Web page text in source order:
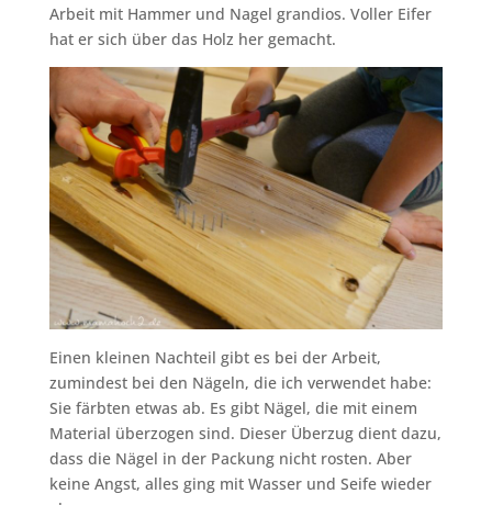
Arbeit mit Hammer und Nagel grandios. Voller Eifer
hat er sich über das Holz her gemacht.
Einen kleinen Nachteil gibt es bei der Arbeit,
zumindest bei den Nägeln, die ich verwendet habe:
Sie färbten etwas ab. Es gibt Nägel, die mit einem
Material überzogen sind. Dieser Überzug dient dazu,
dass die Nägel in der Packung nicht rosten. Aber
keine Angst, alles ging mit Wasser und Seife wieder